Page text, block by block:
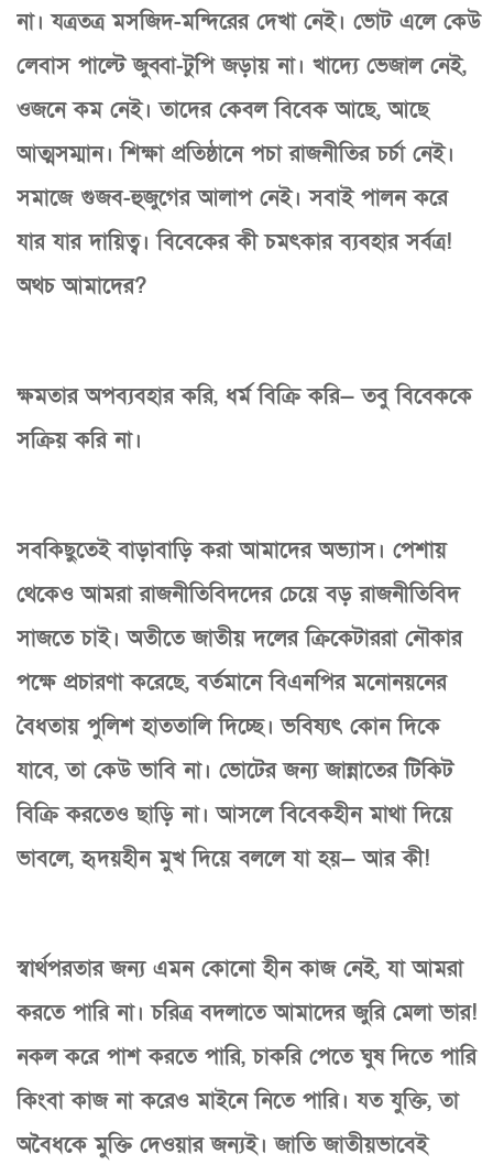
না। যত্রতত্র মসজিদ-মন্দিরের দেখা নেই। ভোট এলে কেউ
লেবাস পাল্টে জুব্বা-টুপি জড়ায় না। খাদ্যে ভেজাল নেই,
ওজনে কম নেই। তাদের কেবল বিবেক আছে, আছে
আত্মসম্মান। শিক্ষা প্রতিষ্ঠানে পচা রাজনীতির চর্চা নেই।
সমাজে গুজব-হুজুগের আলাপ নেই। সবাই পালন করে
যার যার দায়িত্ব। বিবেকের কী চমৎকার ব্যবহার সর্বত্র!
অথচ আমাদের?
ক্ষমতার অপব্যবহার করি, ধর্ম বিক্রি করি— তবু বিবেককে
সক্রিয় করি না।
সবকিছুতেই বাড়াবাড়ি করা আমাদের অভ্যাস। পেশায়
থেকেও আমরা রাজনীতিবিদদের চেয়ে বড় রাজনীতিবিদ
সাজতে চাই। অতীতে জাতীয় দলের ক্রিকেটাররা নৌকার
পক্ষে প্রচারণা করেছে, বর্তমানে বিএনপির মনোনয়নের
বৈধতায় পুলিশ হাততালি দিচ্ছে। ভবিষ্যৎ কোন দিকে
যাবে, তা কেউ ভাবি না। ভোটের জন্য জান্নাতের টিকিট
বিক্রি করতেও ছাড়ি না। আসলে বিবেকহীন মাথা দিয়ে
ভাবলে, হৃদয়হীন মুখ দিয়ে বললে যা হয়— আর কী!
স্বার্থপরতার জন্য এমন কোনো হীন কাজ নেই, যা আমরা
করতে পারি না। চরিত্র বদলাতে আমাদের জুরি মেলা ভার!
নকল করে পাশ করতে পারি, চাকরি পেতে ঘুষ দিতে পারি
কিংবা কাজ না করেও মাইনে নিতে পারি। যত যুক্তি, তা
অবৈধকে মুক্তি দেওয়ার জন্যই। জাতি জাতীয়ভাবেই